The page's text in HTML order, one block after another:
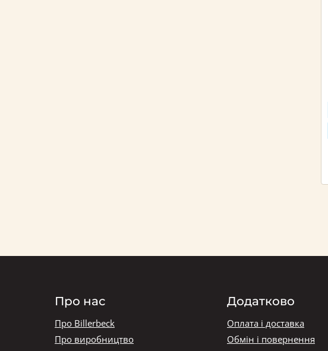
Про нас
Про Billerbeck
Про виробництво
Додатково
Оплата і доставка
Обмін і повернення